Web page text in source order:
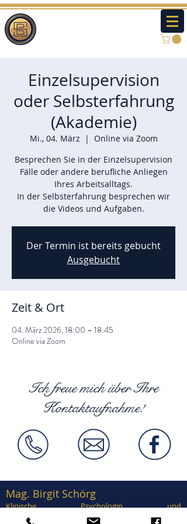
Einzelsupervision
oder Selbsterfahrung
(Akademie)
Mi., 04. März
  |
Online via Zoom
Besprechen Sie in der Einzelsupervision
Fälle oder andere berufliche Anliegen
Ihres Arbeitsalltags.
In der Selbsterfahrung besprechen wir
die Videos und Aufgaben.
Der Termin ist bereits gebucht
Ausgebucht
Zeit & Ort
04. März 2026, 18:00 – 18:45
Online via Zoom
Ich freue mich über Ihre
Kontaktaufnahme!
Mag. Birgit Schörg
Klinische Psychologin und
Gesundheitspsychologin